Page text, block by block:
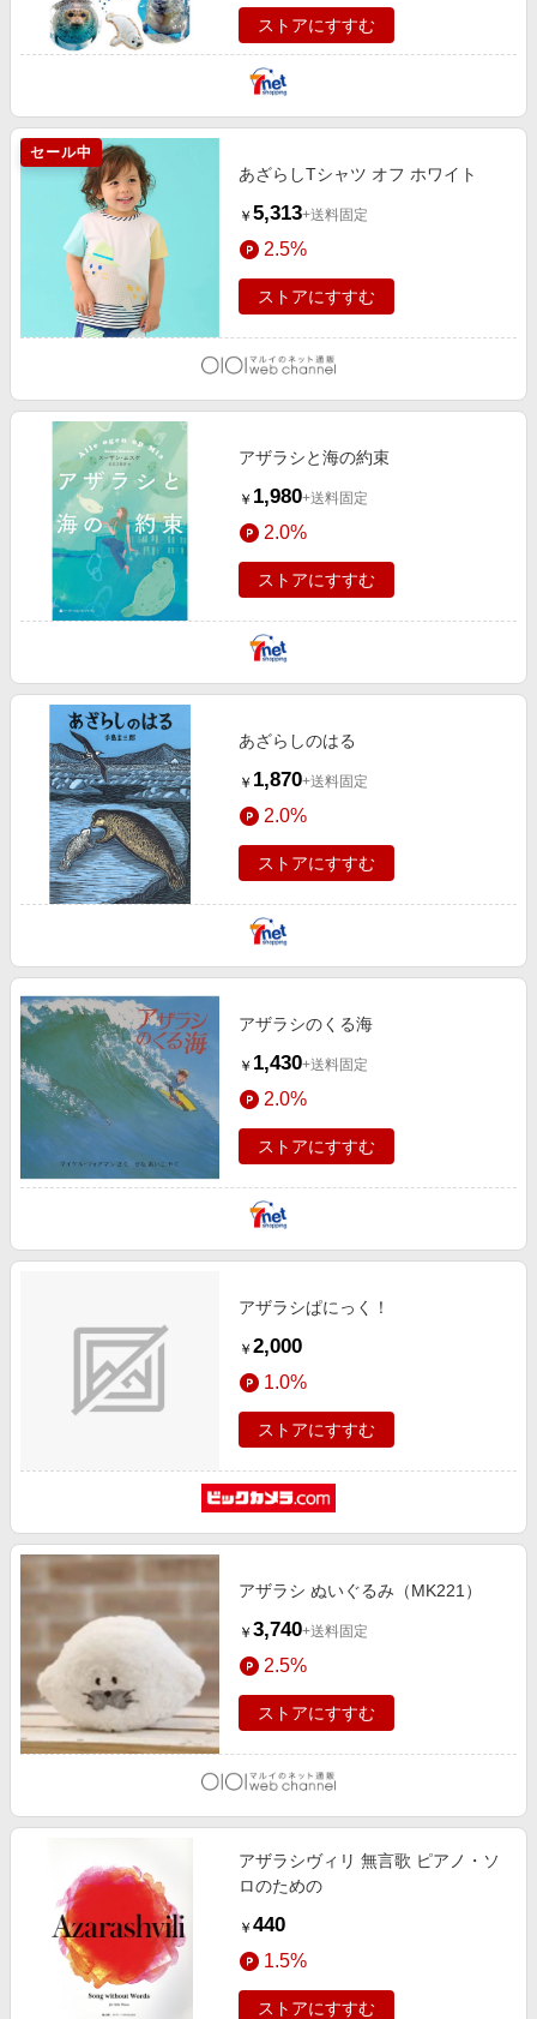
ストアにすすむ
セール中
あざらしTシャツ オフ ホワイト
￥ 5,313+送料固定
2.5%
ストアにすすむ
アザラシと海の約束
￥ 1,980+送料固定
2.0%
ストアにすすむ
あざらしのはる
￥ 1,870+送料固定
2.0%
ストアにすすむ
アザラシのくる海
￥ 1,430+送料固定
2.0%
ストアにすすむ
アザラシぱにっく！
￥ 2,000
1.0%
ストアにすすむ
アザラシ ぬいぐるみ（MK221）
￥ 3,740+送料固定
2.5%
ストアにすすむ
アザラシヴィリ 無言歌 ピアノ・ソ
ロのための
￥ 440
1.5%
ストアにすすむ